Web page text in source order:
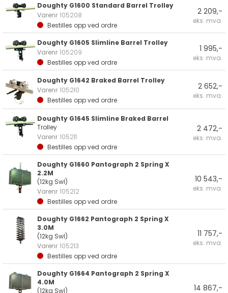
Doughty G1600 Standard Barrel Trolley
Varenr 105208
Bestilles opp ved ordre
2 209,-
eks. mva.
Doughty G1605 Slimline Barrel Trolley
Varenr 105209
Bestilles opp ved ordre
1 995,-
eks. mva.
Doughty G1642 Braked Barrel Trolley
Varenr 105210
Bestilles opp ved ordre
2 652,-
eks. mva.
Doughty G1645 Slimline Braked Barrel
Trolley
Varenr 105211
Bestilles opp ved ordre
2 472,-
eks. mva.
Doughty G1660 Pantograph 2 Spring X
2.2M
(12kg Swl)
Varenr 105212
Bestilles opp ved ordre
10 543,-
eks. mva.
Doughty G1662 Pantograph 2 Spring X
3.0M
(12kg Swl)
Varenr 105213
Bestilles opp ved ordre
11 757,-
eks. mva.
Doughty G1664 Pantograph 2 Spring X
4.0M
(12kg Swl)
14 867,-